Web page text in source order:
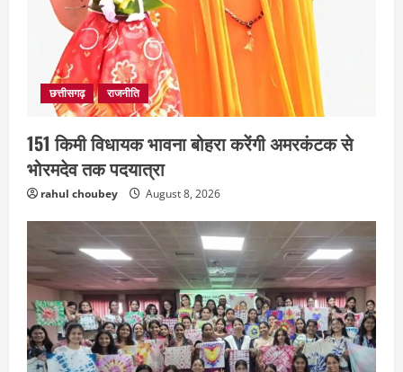
छत्तीसगढ़ राजनीति
151 किमी विधायक भावना बोहरा करेंगी अमरकंटक से
भोरमदेव तक पदयात्रा
rahul choubey August 8, 2026